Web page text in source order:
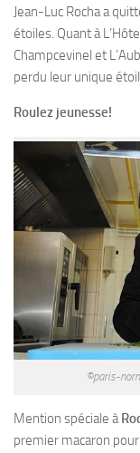
Jean-Luc Rocha a
étoiles. Quant à
Champcevinel et
perdu leur unique
Roulez jeunesse!
©paris-
Mention spéciale à
premier macaron